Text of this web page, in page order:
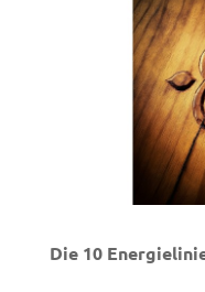
Die 10